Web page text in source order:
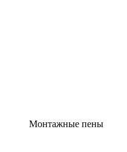
Монтажные пены